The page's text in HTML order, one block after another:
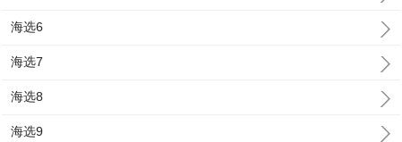
海选6
海选7
海选8
海选9